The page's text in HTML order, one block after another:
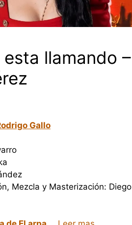
esta llamando –
Gallo
Mezcla y Masterización: Diego